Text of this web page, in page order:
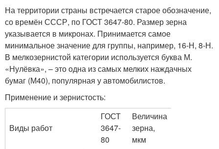
На территории страны встречается старое обозначение,
со времён СССР, по ГОСТ 3647-80. Размер зерна
указывается в микронах. Принимается самое
минимальное значение для группы, например, 16-Н, 8-Н.
В мелкозернистой категории используется буква М.
«Нулёвка», – это одна из самых мелких наждачных
бумаг (М40), популярная у автомобилистов.
Применение и зернистость:
Виды работ
ГОСТ
3647-
80
Величина
зерна,
мкм